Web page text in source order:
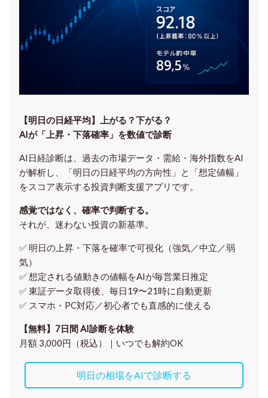
【明日の⽇経平均】上がる？下がる？
AIが「上昇・下落確率」を数値で診断
AI日経診断は、過去の市場データ・需給・海外指数をAI
が解析し、「明日の日経平均の方向性」と「想定値幅」
をスコア表示する投資判断支援アプリです。
感覚ではなく、確率で判断する。
それが、迷わない投資の新基準。
✅ 明日の上昇・下落を確率で可視化（強気／中立／弱
気）
✅ 想定される値動きの値幅をAIが毎営業日推定
✅ 東証データ取得後、 毎日19〜21時に自動更新
✅ スマホ・PC対応／初心者でも直感的に使える
【無料】7日間 AI診断を体験
月額 3,000円（税込）｜いつでも解約OK
明日の相場をAIで診断する